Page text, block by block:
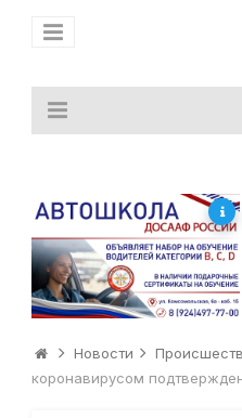
Новости
коронавирусом